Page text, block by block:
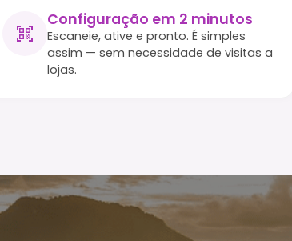
Configuração em 2 minutos
Escaneie, ative e pronto. É simples
assim — sem necessidade de visitas a
lojas.